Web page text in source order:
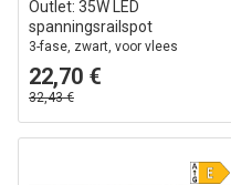
Outlet: 35W LED
spanningsrailspot
3-fase, zwart, voor vlees
(Roze+3000K)
22,70 €
32,43 €